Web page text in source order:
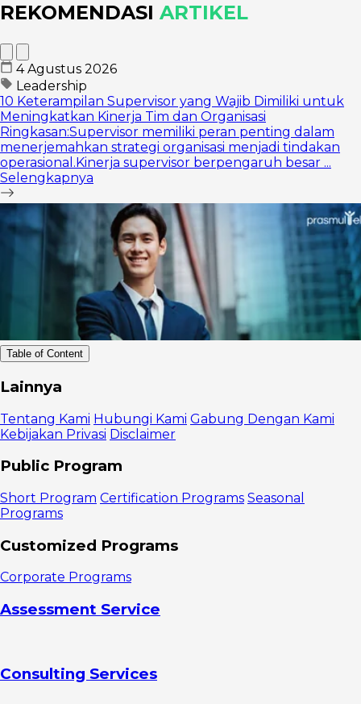
REKOMENDASI ARTIKEL
4 Agustus 2026
Leadership
10 Keterampilan Supervisor yang Wajib Dimiliki untuk
Meningkatkan Kinerja Tim dan Organisasi
Ringkasan:Supervisor memiliki peran penting dalam
menerjemahkan strategi organisasi menjadi tindakan
operasional.Kinerja supervisor berpengaruh besar ...
Selengkapnya
Table of Content
Definisi
Manajemen
Proyek
Elemen
Penting
1. Sumber
Daya
2. Waktu
3. Uang
4.
Cakupan
Manfaat
Proyek
Mengatur
Meningkatkan
Lainnya
Tentang Kami Hubungi Kami Gabung Dengan Kami
Kebijakan Privasi Disclaimer
Public Program
Short Program Certification Programs Seasonal
Programs
Customized Programs
Corporate Programs
Assessment Service
Consulting Services